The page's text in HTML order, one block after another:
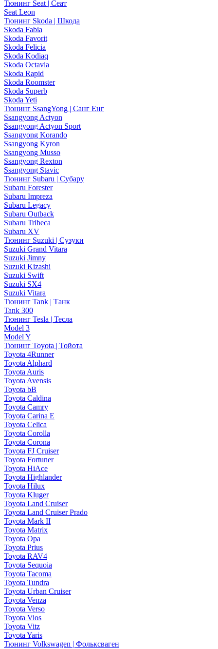
Тюнинг Seat | Сеат
Seat Leon
Тюнинг Skoda | Шкода
Skoda Fabia
Skoda Favorit
Skoda Felicia
Skoda Kodiaq
Skoda Octavia
Skoda Rapid
Skoda Roomster
Skoda Superb
Skoda Yeti
Тюнинг SsangYong | Санг Енг
Ssangyong Actyon
Ssangyong Actyon Sport
Ssangyong Korando
Ssangyong Kyron
Ssangyong Musso
Ssangyong Rexton
Ssangyong Stavic
Тюнинг Subaru | Субару
Subaru Forester
Subaru Impreza
Subaru Legacy
Subaru Outback
Subaru Tribeca
Subaru XV
Тюнинг Suzuki | Сузуки
Suzuki Grand Vitara
Suzuki Jimny
Suzuki Kizashi
Suzuki Swift
Suzuki SX4
Suzuki Vitara
Тюнинг Tank | Танк
Tank 300
Тюнинг Tesla | Тесла
Model 3
Model Y
Тюнинг Toyota | Тойота
Toyota 4Runner
Toyota Alphard
Toyota Auris
Toyota Avensis
Toyota bB
Toyota Caldina
Toyota Camry
Toyota Carina E
Toyota Celica
Toyota Corolla
Toyota Corona
Toyota FJ Cruiser
Toyota Fortuner
Toyota HiAce
Toyota Highlander
Toyota Hilux
Toyota Kluger
Toyota Land Cruiser
Toyota Land Cruiser Prado
Toyota Mark II
Toyota Matrix
Toyota Opa
Toyota Prius
Toyota RAV4
Toyota Sequoia
Toyota Tacoma
Toyota Tundra
Toyota Urban Cruiser
Toyota Venza
Toyota Verso
Toyota Vios
Toyota Vitz
Toyota Yaris
Тюнинг Volkswagen | Фольксваген